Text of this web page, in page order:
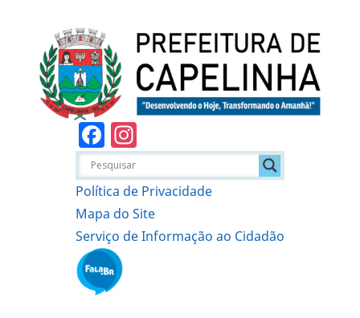
Facebook
Política de Privacidade
Mapa do Site
Serviço de Informação ao Cidadão